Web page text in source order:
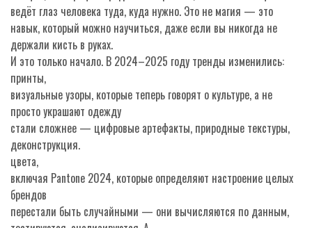
ведёт глаз человека туда, куда нужно. Это не магия — это
навык, который можно научиться, даже если вы никогда не
держали кисть в руках.
И это только начало. В 2024–2025 году тренды изменились:
принты,
визуальные узоры, которые теперь говорят о культуре, а не
просто украшают одежду
стали сложнее — цифровые артефакты, природные текстуры,
деконструкция.
цвета,
включая Pantone 2024, которые определяют настроение целых
брендов
перестали быть случайными — они вычисляются по данным,